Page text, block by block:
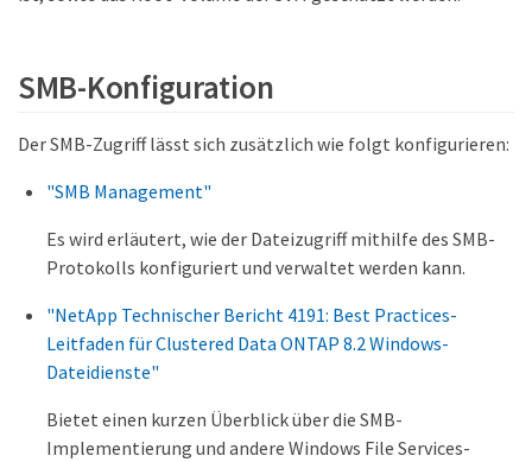
SMB-Konfiguration
Der SMB-Zugriff lässt sich zusätzlich wie folgt konfigurieren:
"SMB Management"
Es wird erläutert, wie der Dateizugriff mithilfe des SMB-
Protokolls konfiguriert und verwaltet werden kann.
"NetApp Technischer Bericht 4191: Best Practices-
Leitfaden für Clustered Data ONTAP 8.2 Windows-
Dateidienste"
Bietet einen kurzen Überblick über die SMB-
Implementierung und andere Windows File Services-